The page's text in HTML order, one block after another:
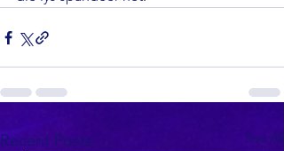
Recent Posts See All